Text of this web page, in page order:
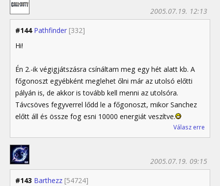
#144 Pathfinder [332]
2005.07.19. 12:13
Hi!
Én 2.-ik végigjátszásra csínáltam meg egy hét alatt kb. A
főgonoszt egyébként meglehet őlni már az utolsó előtti
pályán is, de akkor is tovább kell menni az utolsóra.
Távcsöves fegyverrel lődd le a főgonoszt, mikor Sanchez
előtt áll és össze fog esni 10000 energiát veszítve.
Válasz erre
#143 Barthezz [54724]
2005.07.19. 09:15